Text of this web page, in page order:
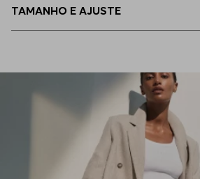
TAMANHO E AJUSTE